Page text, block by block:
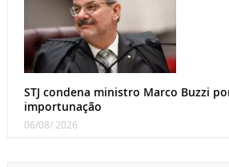
STJ condena ministro Marco Buzzi
importunação
06/08/ 2026